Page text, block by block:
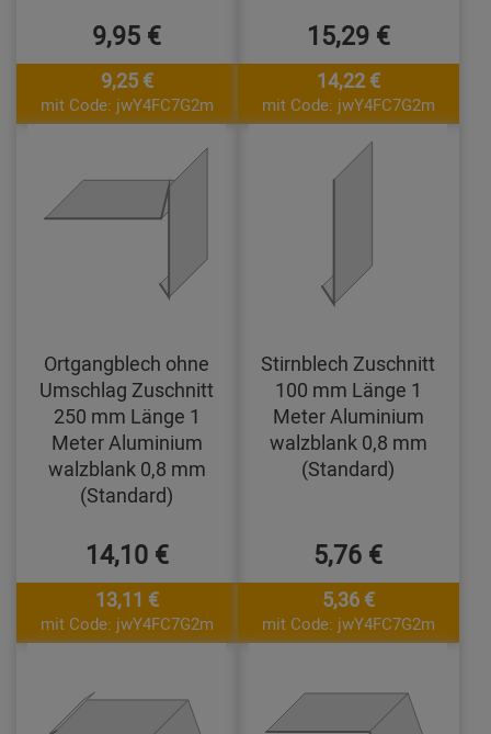
9,95 €
9,25 €
mit Code: jwY4FC7G2m
15,29 €
14,22 €
mit Code: jwY4FC7G2m
Ortgangblech ohne
Umschlag Zuschnitt
250 mm Länge 1
Meter Aluminium
walzblank 0,8 mm
(Standard)
14,10 €
13,11 €
mit Code: jwY4FC7G2m
Stirnblech Zuschnitt
100 mm Länge 1
Meter Aluminium
walzblank 0,8 mm
(Standard)
5,76 €
5,36 €
mit Code: jwY4FC7G2m